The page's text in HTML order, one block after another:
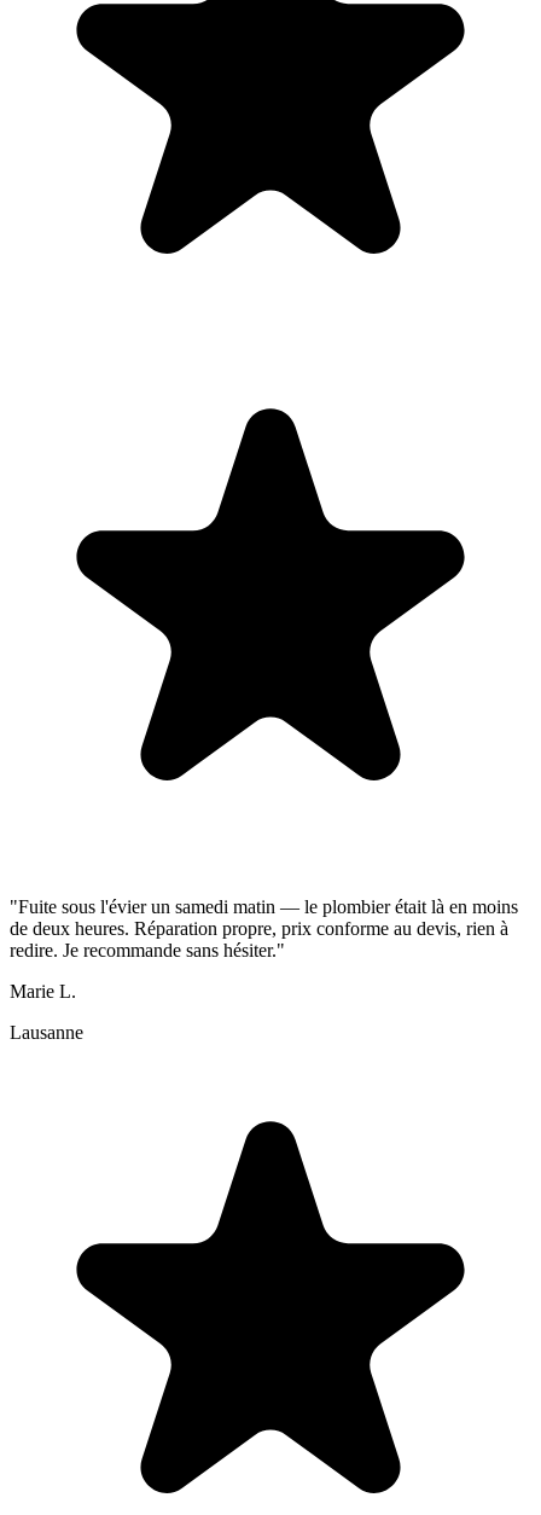
"Fuite sous l'évier un samedi matin — le plombier était là en moins
de deux heures. Réparation propre, prix conforme au devis, rien à
redire. Je recommande sans hésiter."
Marie L.
Lausanne